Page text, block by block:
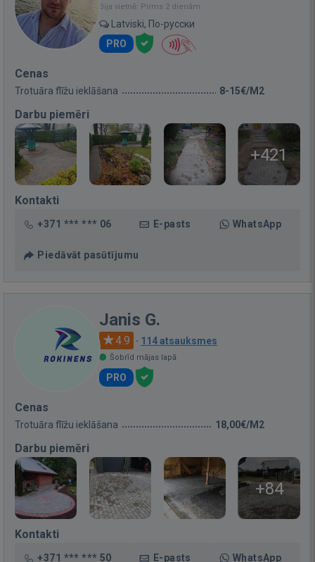
Bija vietnē: Pirms 2 dienām
Latviski, По-русски
PRO
Cenas
Trotuāra flīžu ieklāšana 8-15€/M2
Darbu piemēri
+421
Kontakti
+371 *** *** 06 E-pasts WhatsApp
Piedāvāt pasūtījumu
Janis G.
4.9 · 114 atsauksmes
Šobrīd mājas lapā
PRO
Cenas
Trotuāra flīžu ieklāšana 18,00€/M2
Darbu piemēri
+84
Kontakti
+371 *** *** 50 E-pasts WhatsApp